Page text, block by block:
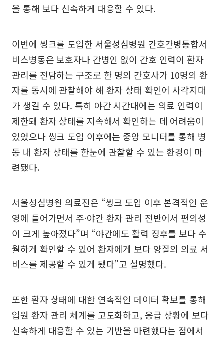
을 통해 보다 신속하게 대응할 수 있다.
이번에 씽크를 도입한 서울성심병원 간호간병통합서
비스병동은 보호자나 간병인 없이 간호 인력이 환자
관리를 전담하는 구조로 한 명의 간호사가 10명의 환
자를 동시에 관찰해야 해 환자 상태 확인에 사각지대
가 생길 수 있다. 특히 야간 시간대에는 의료 인력이
제한돼 환자 상태를 지속해서 확인하는 데 어려움이
있었으나 씽크 도입 이후에는 중앙 모니터를 통해 병
동 내 환자 상태를 한눈에 관찰할 수 있는 환경이 마
련됐다.
서울성심병원 의료진은 “씽크 도입 이후 본격적인 운
영에 들어가면서 주·야간 환자 관리 전반에서 편의성
이 크게 높아졌다”며 “야간에도 활력 징후를 보다 수
월하게 확인할 수 있어 환자에게 보다 양질의 의료 서
비스를 제공할 수 있게 됐다”고 설명했다.
또한 환자 상태에 대한 연속적인 데이터 확보를 통해
입원 환자 관리 체계를 고도화하고, 응급 상황에 보다
신속하게 대응할 수 있는 기반을 마련했다는 점에서